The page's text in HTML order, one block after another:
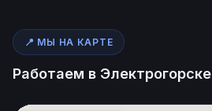
📍 МЫ НА КАРТЕ
Работаем в Электрогорске